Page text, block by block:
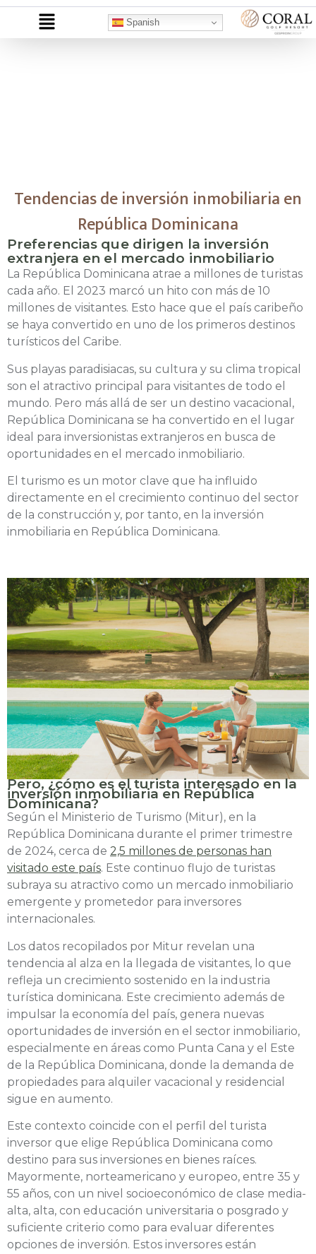
Spanish
Tendencias de inversión inmobiliaria en
República Dominicana
Preferencias que dirigen la inversión
extranjera en el mercado inmobiliario
La República Dominicana atrae a millones de turistas
cada año. El 2023 marcó un hito con más de 10
millones de visitantes. Esto hace que el país caribeño
se haya convertido en uno de los primeros destinos
turísticos del Caribe.
Sus playas paradisiacas, su cultura y su clima tropical
son el atractivo principal para visitantes de todo el
mundo. Pero más allá de ser un destino vacacional,
República Dominicana se ha convertido en el lugar
ideal para inversionistas extranjeros en busca de
oportunidades en el mercado inmobiliario.
El turismo es un motor clave que ha influido
directamente en el crecimiento continuo del sector
de la construcción y, por tanto, en la inversión
inmobiliaria en República Dominicana.
Pero, ¿cómo es el turista interesado en la
inversión inmobiliaria en República
Dominicana?
Según el Ministerio de Turismo (Mitur), en la
República Dominicana durante el primer trimestre
de 2024, cerca de 2,5 millones de personas han
visitado este país. Este continuo flujo de turistas
subraya su atractivo como un mercado inmobiliario
emergente y prometedor para inversores
internacionales.
Los datos recopilados por Mitur revelan una
tendencia al alza en la llegada de visitantes, lo que
refleja un crecimiento sostenido en la industria
turística dominicana. Este crecimiento además de
impulsar la economía del país, genera nuevas
oportunidades de inversión en el sector inmobiliario,
especialmente en áreas como Punta Cana y el Este
de la República Dominicana, donde la demanda de
propiedades para alquiler vacacional y residencial
sigue en aumento.
Este contexto coincide con el perfil del turista
inversor que elige República Dominicana como
destino para sus inversiones en bienes raíces.
Mayormente, norteamericano y europeo, entre 35 y
55 años, con un nivel socioeconómico de clase media-
alta, alta, con educación universitaria o posgrado y
suficiente criterio como para evaluar diferentes
opciones de inversión. Estos inversores están